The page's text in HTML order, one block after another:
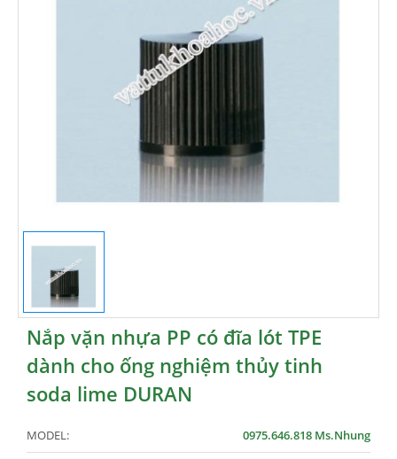
Nắp vặn nhựa PP có đĩa lót TPE
dành cho ống nghiệm thủy tinh
soda lime DURAN
MODEL: 0975.646.818 Ms.Nhung